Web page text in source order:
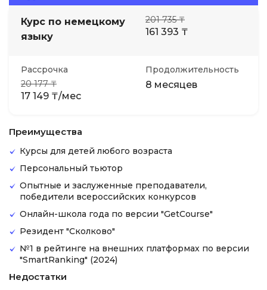
Курс по немецкому
языку
201 735 ₸
161 393 ₸
Рассрочка
20 177 ₸
17 149 ₸/мес
Продолжительность
8 месяцев
Преимущества
Курсы для детей любого возраста
Персональный тьютор
Опытные и заслуженные преподаватели,
победители всероссийских конкурсов
Онлайн-школа года по версии "GetCourse"
Резидент "Сколково"
№1 в рейтинге на внешних платформах по версии
"SmartRanking" (2024)
Недостатки